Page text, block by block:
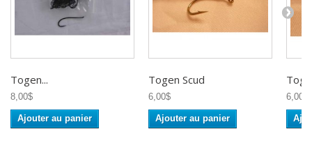
Togen...
8,00$
Ajouter au panier
Togen Scud
6,00$
Ajouter au panier
6,00$